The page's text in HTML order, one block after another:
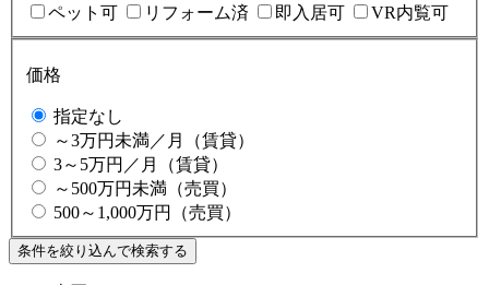
ペット可
リフォーム済 即入居可 VR内覧可
価格
指定なし
～3万円未満／月（賃貸）
3～5万円／月（賃貸）
～500万円未満（売買）
500～1,000万円（売買）